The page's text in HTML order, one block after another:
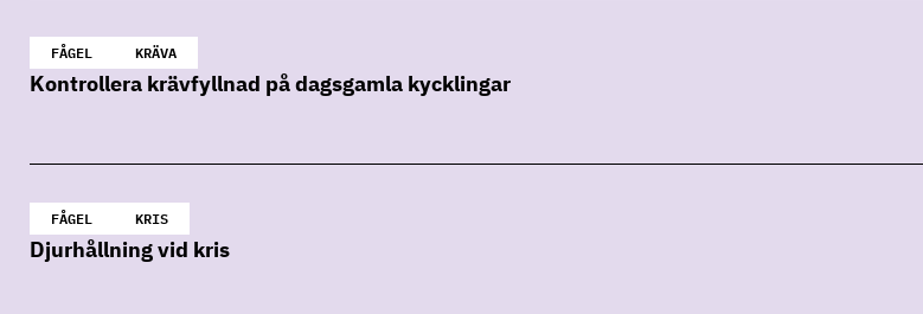
FÅGEL KRÄVA
Kontrollera krävfyllnad på dagsgamla kycklingar
FÅGEL KRIS
Djurhållning vid kris